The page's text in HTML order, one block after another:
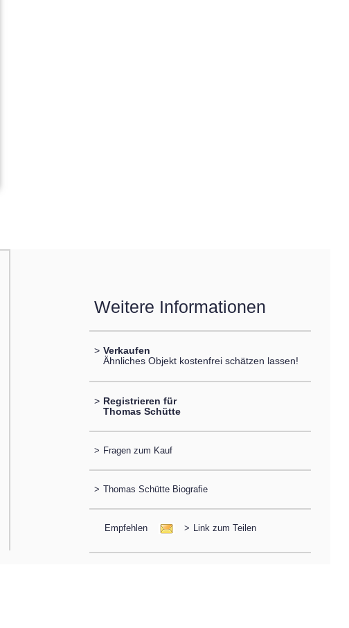
Weitere Informationen
> Verkaufen
Ähnliches Objekt kostenfrei schätzen lassen!
> Registrieren für
Thomas Schütte
> Fragen zum Kauf
> Thomas Schütte Biografie
Empfehlen > Link zum Teilen